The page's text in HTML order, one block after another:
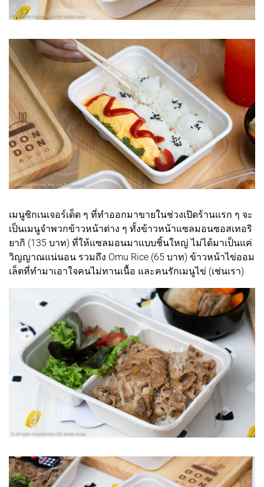
เมนูซิกเนเจอร์เด็ด ๆ ที่ทำออกมาขายในช่วงเปิดร้านแรก ๆ จะ
เป็นเมนูจำพวกข้าวหน้าต่าง ๆ ทั้งข้าวหน้าแซลมอนซอสเทอริ
ยากิ (135 บาท) ที่ให้แซลมอนมาแบบชิ้นใหญ่ ไม่ได้มาเป็นแค่
วิญญาณแน่นอน รวมถึง Omu Rice (65 บาท) ข้าวหน้าไข่ออม
เล็ตที่ทำมาเอาใจคนไม่ทานเนื้อ และคนรักเมนูไข่ (เช่นเรา)